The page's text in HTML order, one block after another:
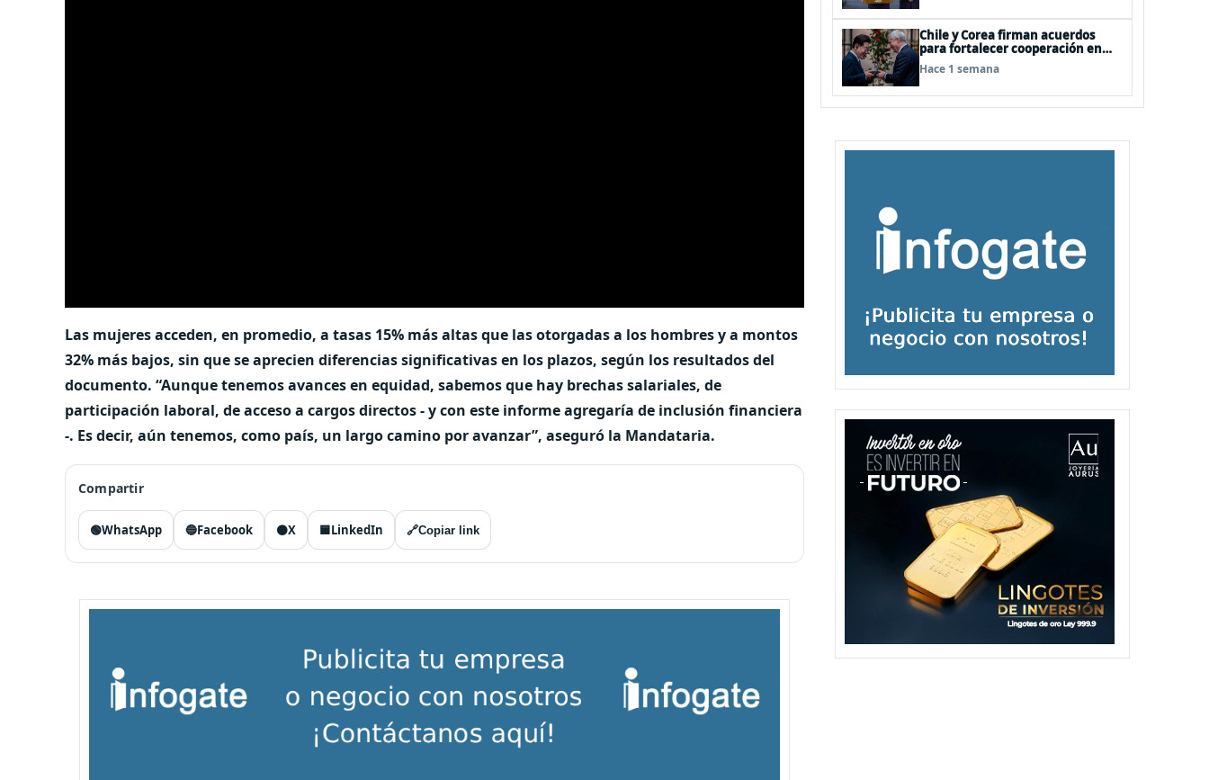
Las mujeres acceden, en promedio, a tasas 15% más altas que las otorgadas a los hombres y a montos
32% más bajos, sin que se aprecien diferencias significativas en los plazos, según los resultados del
documento. “Aunque tenemos avances en equidad, sabemos que hay brechas salariales, de
participación laboral, de acceso a cargos directos - y con este informe agregaría de inclusión financiera
-. Es decir, aún tenemos, como país, un largo camino por avanzar”, aseguró la Mandataria.
Compartir
🟢WhatsApp 🔵Facebook ⚫X 🟦LinkedIn 🔗Copiar link
Chile y Corea firman acuerdos
para fortalecer cooperación en
investigación antártica, minería,
seguridad
Hace 1 semana